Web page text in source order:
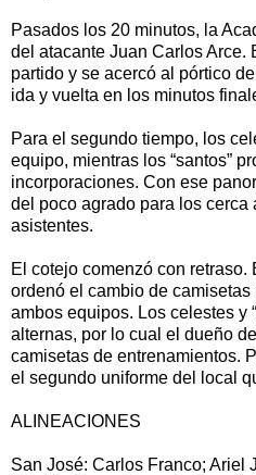
Pasados los 20 minutos, la
del atacante Juan Carlos Arce.
partido y se acercó al pórtico
ida y vuelta en los minutos
Para el segundo tiempo, los
equipo, mientras los “santos”
incorporaciones. Con ese
del poco agrado para los cerca
asistentes.
El cotejo comenzó con
ordenó el cambio de
ambos equipos. Los celestes y
alternas, por lo cual el dueño
camisetas de entrenamientos.
el segundo uniforme del local
ALINEACIONES
San José: Carlos Franco; Ariel